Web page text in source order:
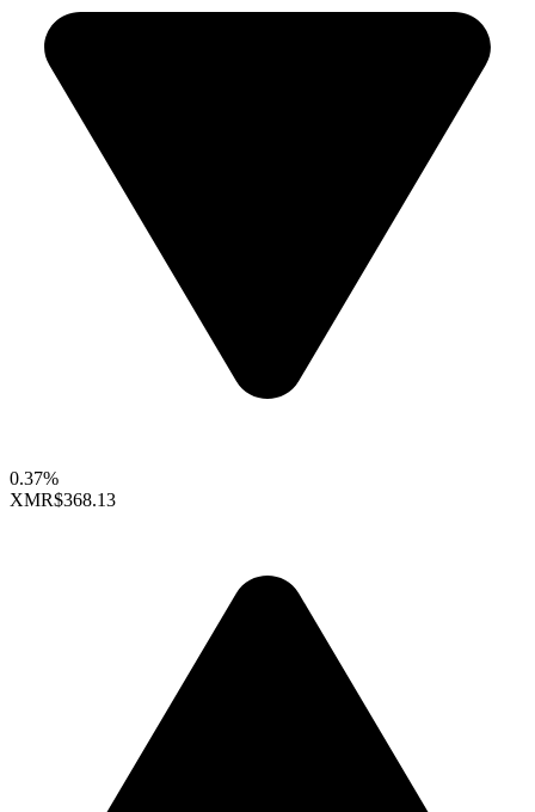
0.37%
XMR$368.13